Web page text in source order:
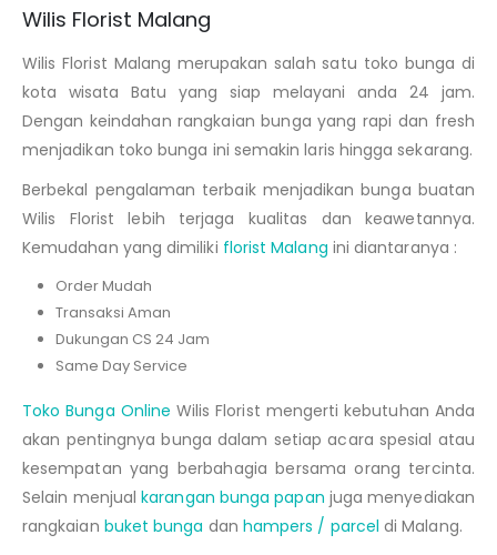
Wilis Florist Malang
Wilis Florist Malang merupakan salah satu toko bunga di
kota wisata Batu yang siap melayani anda 24 jam.
Dengan keindahan rangkaian bunga yang rapi dan fresh
menjadikan toko bunga ini semakin laris hingga sekarang.
Berbekal pengalaman terbaik menjadikan bunga buatan
Wilis Florist lebih terjaga kualitas dan keawetannya.
Kemudahan yang dimiliki florist Malang ini diantaranya :
Order Mudah
Transaksi Aman
Dukungan CS 24 Jam
Same Day Service
Toko Bunga Online Wilis Florist mengerti kebutuhan Anda
akan pentingnya bunga dalam setiap acara spesial atau
kesempatan yang berbahagia bersama orang tercinta.
Selain menjualkarangan bunga papan juga menyediakan
rangkaian buket bunga dan hampers / parcel di Malang.